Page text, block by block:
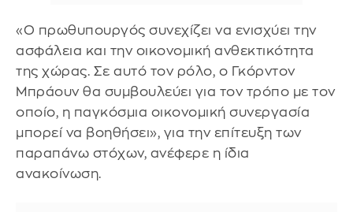
«Ο πρωθυπουργός συνεχίζει να ενισχύει την
ασφάλεια και την οικονομική ανθεκτικότητα
της χώρας. Σε αυτό τον ρόλο, ο Γκόρντον
Μπράουν θα συμβουλεύει για τον τρόπο με τον
οποίο, η παγκόσμια οικονομική συνεργασία
μπορεί να βοηθήσει», για την επίτευξη των
παραπάνω στόχων, ανέφερε η ίδια
ανακοίνωση.